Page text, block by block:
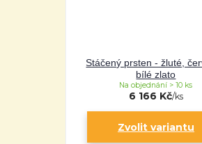
Stáčený prsten - žluté,
bílé zlato
6 166 Kč/ks
Na objednání > 10 ks
Zvolit variantu